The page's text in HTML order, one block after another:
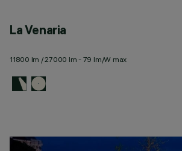
La Venaria
11800 lm / 27000 lm - 79 lm/W max